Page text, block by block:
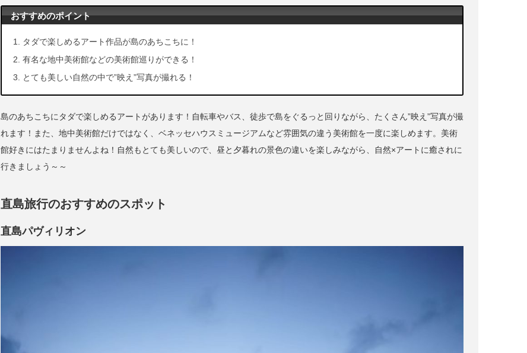
おすすめのポイント
タダで楽しめるアート作品が島のあちこちに！
有名な地中美術館などの美術館巡りができる！
とても美しい自然の中で”映え”写真が撮れる！
島のあちこちにタダで楽しめるアートがあります！自転車やバス、徒歩で島をぐるっと回りながら、たくさん”映え”写真が撮
れます！また、地中美術館だけではなく、ベネッセハウスミュージアムなど雰囲気の違う美術館を一度に楽しめます。美術
館好きにはたまりませんよね！自然もとても美しいので、昼と夕暮れの景色の違いを楽しみながら、自然×アートに癒されに
行きましょう～～
直島旅行のおすすめのスポット
直島パヴィリオン